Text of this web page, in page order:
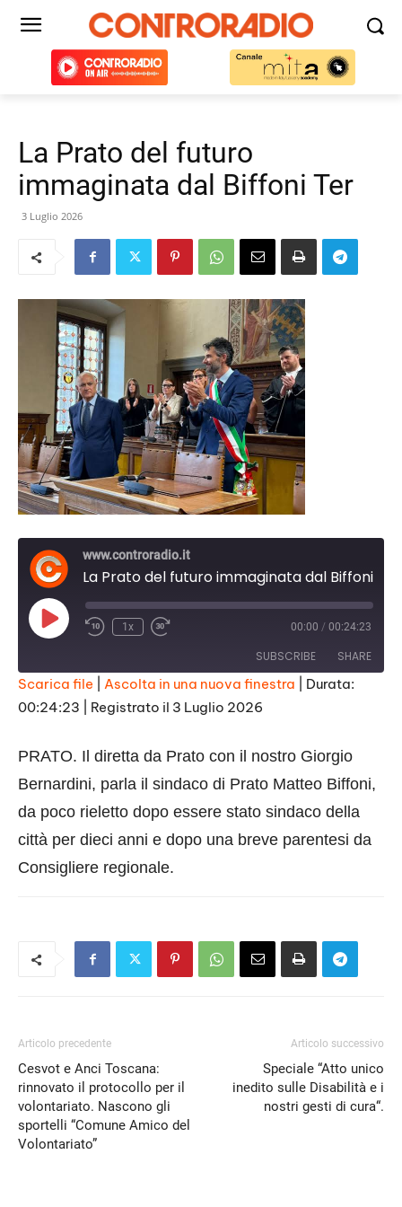
La Prato del futuro
immaginata dal Biffoni Ter
3 Luglio 2026
www.controradio.it
Play
Episode
1x 00:00 / 00:24:23
SUBSCRIBE SHARE
SHARE
LINK
EMBED
Scarica file Ascolta in una nuova finestra
Durata:
00:24:23
Registrato il 3 Luglio 2026
PRATO. Il diretta da Prato con il nostro Giorgio
Bernardini, parla il sindaco di Prato Matteo Biffoni,
da poco rieletto dopo essere stato sindaco della
città per dieci anni e dopo una breve parentesi da
Consigliere regionale.
Articolo precedente
Cesvot e Anci Toscana:
rinnovato il protocollo per il
volontariato. Nascono gli
sportelli “Comune Amico del
Volontariato”
Articolo successivo
Speciale “Atto unico
inedito sulle Disabilità e i
nostri gesti di cura“.